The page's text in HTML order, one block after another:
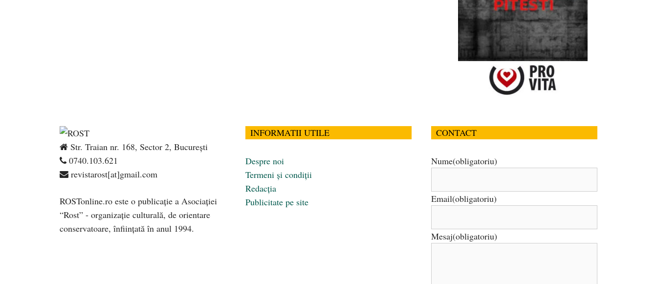
Str. Traian nr. 168, Sector 2, București
0740.103.621
revistarost[at]gmail.com
ROSTonline.ro este o publicaţie a Asociaţiei
“Rost” - organizaţie culturală, de orientare
conservatoare, înfiinţată în anul 1994.
INFORMATII UTILE
Despre noi
Termeni și condiții
Redacția
Publicitate pe site
CONTACT
Nume(obligatoriu)
Email(obligatoriu)
Mesaj(obligatoriu)